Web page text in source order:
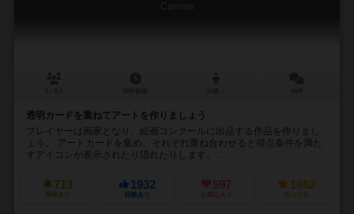
Canvas
透明カードを重ねてアートを作りましょう
プレイヤーは画家となり、絵画コンクールに出品する作品を作りまし
ょう。 アートカードを集め、それぞれ重ね合わせると得点条件を満た
すアイコンが表示されたり隠れたりします。 ...
713
興味あり
1932
経験あり
597
お気に入り
1662
持ってる